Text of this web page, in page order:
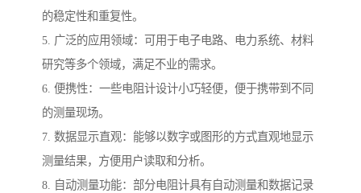
的稳定性和重复性。
5. 广泛的应用领域：可用于电子电路、电力系统、材料
研究等多个领域，满足不业的需求。
6. 便携性：一些电阻计设计小巧轻便，便于携带到不同
的测量现场。
7. 数据显示直观：能够以数字或图形的方式直观地显示
测量结果，方便用户读取和分析。
8. 自动测量功能：部分电阻计具有自动测量和数据记录